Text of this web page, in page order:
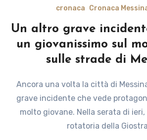
cronaca Cronaca
Un altro grave
un giovanissimo sul
sulle strade di
Ancora una volta la città di Messina è scossa da un
grave incidente che vede
molto giovane. Nella serata di
rotatoria della